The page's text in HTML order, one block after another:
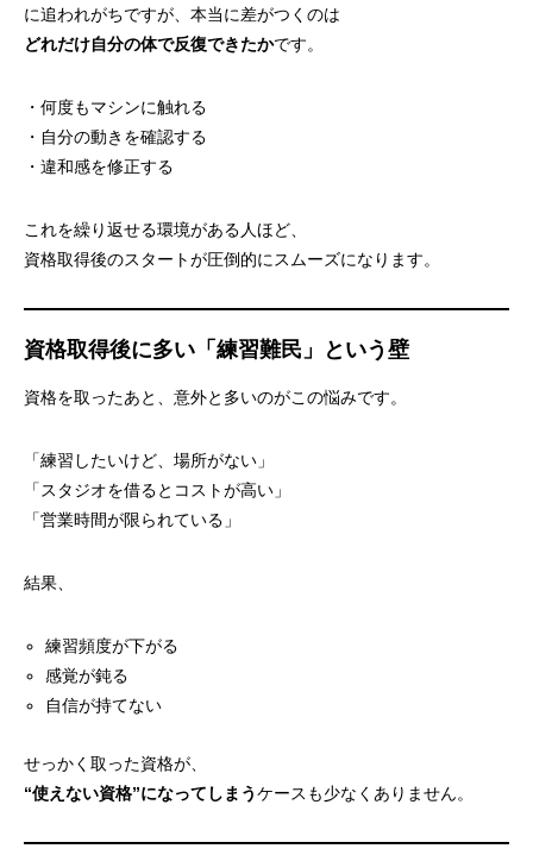
に追われがちですが、本当に差がつくのは
どれだけ自分の体で反復できたかです。
・何度もマシンに触れる
・自分の動きを確認する
・違和感を修正する
これを繰り返せる環境がある人ほど、
資格取得後のスタートが圧倒的にスムーズになります。
資格取得後に多い「練習難民」という壁
資格を取ったあと、意外と多いのがこの悩みです。
「練習したいけど、場所がない」
「スタジオを借るとコストが高い」
「営業時間が限られている」
結果、
練習頻度が下がる
感覚が鈍る
自信が持てない
せっかく取った資格が、
“使えない資格”になってしまうケースも少なくありません。